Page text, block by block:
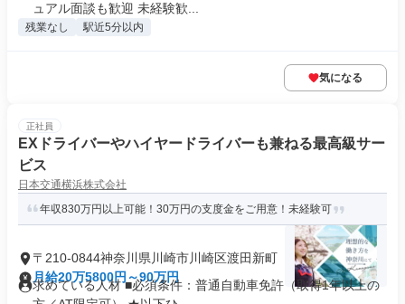
ュアル面談も歓迎 未経験歓...
残業なし 駅近5分以内
気になる
正社員
EXドライバーやハイヤードライバーも兼ねる最高級サー
ビス
日本交通横浜株式会社
年収830万円以上可能！30万円の支度金をご用意！未経験可
〒210-0844神奈川県川崎市川崎区渡田新町
月給20万5800円～90万円
求めている人材 ■必須条件：普通自動車免許（取得1年以上の